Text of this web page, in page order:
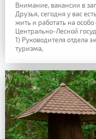
Внимание, вакансии в
Друзья, сегодня у вас
жить и работать на
Центрально-Лесной
1) Руководителя отдела
туризма,